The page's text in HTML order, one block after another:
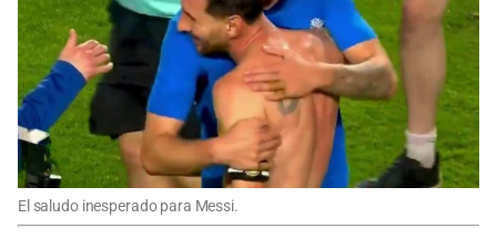
El saludo inesperado para Messi.